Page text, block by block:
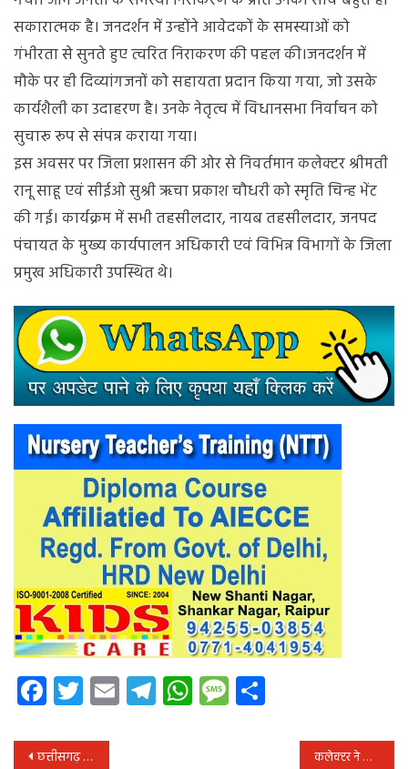
सकारात्मक है। जनदर्शन में उन्होंने आवेदकों के समस्याओं को
गंभीरता से सुनते हुए त्वरित निराकरण की पहल की।जनदर्शन में
मौके पर ही दिव्यांगजनों को सहायता प्रदान किया गया, जो उसके
कार्यशैली का उदाहरण है। उनके नेतृत्व में विधानसभा निर्वाचन को
सुचारू रूप से संपन्न कराया गया।
इस अवसर पर जिला प्रशासन की ओर से निवर्तमान कलेक्टर श्रीमती
रानू साहू एवं सीईओ सुश्री ऋचा प्रकाश चौधरी को स्मृति चिन्ह भेंट
की गई। कार्यक्रम में सभी तहसीलदार, नायब तहसीलदार, जनपद
पंचायत के मुख्य कार्यपालन अधिकारी एवं विभिन्न विभागों के जिला
प्रमुख अधिकारी उपस्थित थे।
Facebook
Twitter
EmailTelegram
WhatsApp
Message
पोस्ट
छत्तीसगढ़ एवं ओडि़शा की अंतर्राज्यीय सीमावर्ती प्रशासनिक एवं पुलिस अधिकारियों की संयुक्त बैठक संपन्न कलेक्टर ने जिला अस्पताल में ड्यूटी से अनुपस्थित 8 डॉक्टरों का वेतन काटने के दिये निर्देश